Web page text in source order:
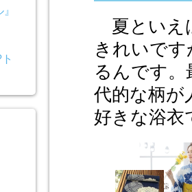
夏といえ
きれいで
るんです
代的な柄が
好きな浴衣